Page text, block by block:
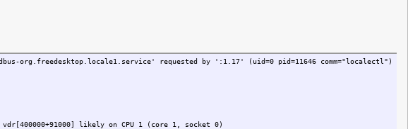
org.freedesktop.locale1.service' requested by ':1.17' (uid=0 pid=11646 comm="localectl")
likely on CPU 1 (core 1, socket 0)